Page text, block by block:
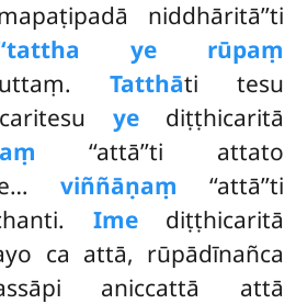
niddhāritā’’ti
ye rūpaṃ
Tatthāti tesu
yediṭṭhicaritā
‘‘attā’’ti attato
viññāṇaṃ ‘‘attā’’ti
Imediṭṭhicaritā
ca attā, rūpādīnañca
aniccattā attā